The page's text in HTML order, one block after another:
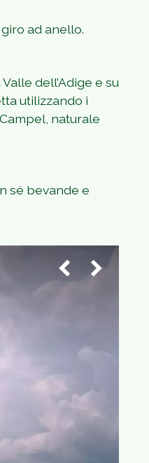
ad anello.
dell’Adige e su
utilizzando i
naturale
sé bevande e